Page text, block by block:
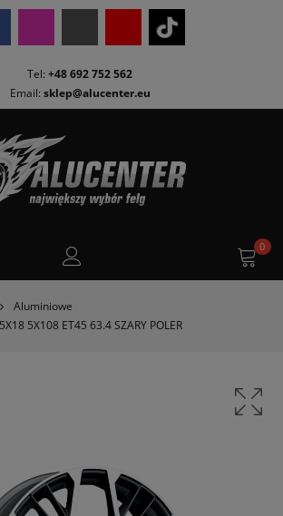
Tel: +48 692 752 562
Email: sklep@alucenter.eu
0
Aluminiowe
5X108 ET45 63.4 SZARY POLER